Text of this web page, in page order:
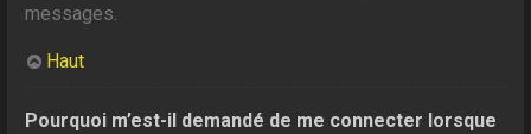
messages.
Haut
Pourquoi m’est-il demandé de me connecter lorsque